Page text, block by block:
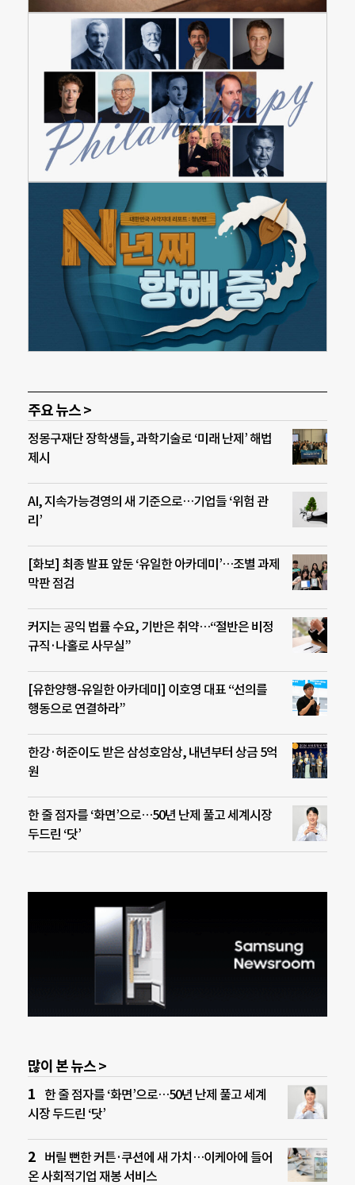
주요 뉴스 >
정몽구재단 장학생들, 과학기술로 ‘미래 난제’ 해법
제시
AI, 지속가능경영의 새 기준으로…기업들 ‘위험 관
리’
[화보] 최종 발표 앞둔 ‘유일한 아카데미’…조별 과제
막판 점검
커지는 공익 법률 수요, 기반은 취약…“절반은 비정
규직·나홀로 사무실”
[유한양행-유일한 아카데미] 이호영 대표 “선의를
행동으로 연결하라”
한강·허준이도 받은 삼성호암상, 내년부터 상금 5억
원
한 줄 점자를 ‘화면’으로…50년 난제 풀고 세계시장
두드린 ‘닷’
많이 본 뉴스 >
한 줄 점자를 ‘화면’으로…50년 난제 풀고 세계
시장 두드린 ‘닷’
버릴 뻔한 커튼·쿠션에 새 가치…이케아에 들어
온 사회적기업 재봉 서비스